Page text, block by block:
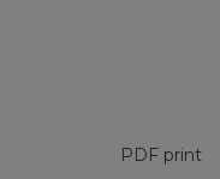
PDF print